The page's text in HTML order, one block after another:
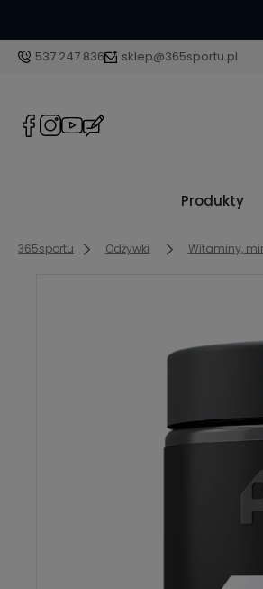
537 247 836 sklep@365sportu.pl
Produkty
365sportu Odżywki Witaminy,